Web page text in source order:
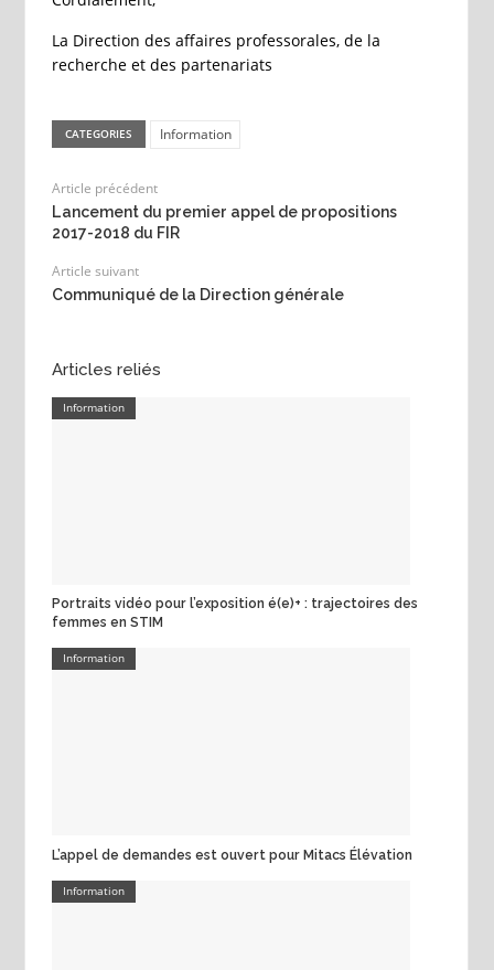
La Direction des affaires professorales, de la
recherche et des partenariats
CATEGORIES Information
Article précédent
Lancement du premier appel de propositions
2017-2018 du FIR
Article suivant
Communiqué de la Direction générale
Articles reliés
Information
Portraits vidéo pour l’exposition é(e)+ : trajectoires des
femmes en STIM
Information
L’appel de demandes est ouvert pour Mitacs Élévation
Information